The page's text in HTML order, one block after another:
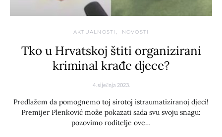
AKTUALNOSTI NOVOSTI
Tko u Hrvatskoj štiti organizirani
kriminal krađe djece?
4. siječnja 2023.
Predlažem da pomognemo toj sirotoj istraumatiziranoj djeci!
Premijer Plenković može pokazati sada svu svoju snagu:
pozovimo roditelje ove…